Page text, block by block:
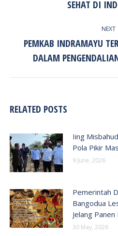
SEHAT DI
NEXT
PEMKAB INDRAMAYU
DALAM
RELATED POSTS
Iing
Pola Pikir
9 June, 2026
Pemerintah
Bangodua
Jelang Panen
30 May, 2026